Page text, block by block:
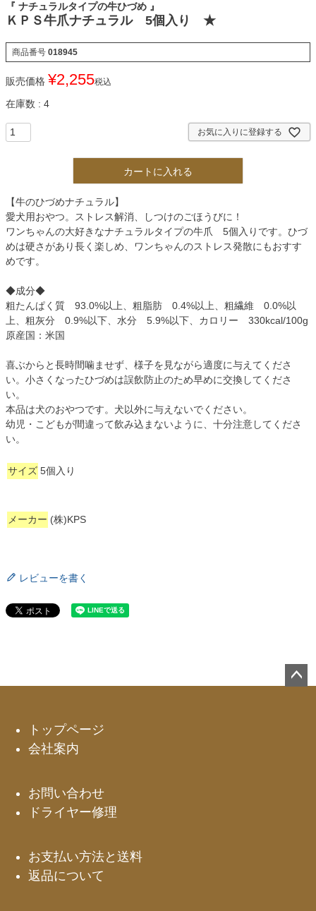
『 ナチュラルタイプの牛ひづめ 』
ＫＰＳ牛爪ナチュラル 5個入り ★
商品番号 018945
販売価格 ¥2,255税込
在庫数 4
お気に入りに登録する
カートに入れる
【牛のひづめナチュラル】
愛犬用おやつ。ストレス解消、しつけのごほうびに！
ワンちゃんの大好きなナチュラルタイプの牛爪 5個入りです。ひづ
めは硬さがあり長く楽しめ、ワンちゃんのストレス発散にもおすす
めです。
◆成分◆
粗たんぱく質 93.0%以上、粗脂肪 0.4%以上、粗繊維 0.0%以
上、粗灰分 0.9%以下、水分 5.9%以下、カロリー 330kcal/100g
原産国：米国
喜ぶからと長時間噛ませず、様子を見ながら適度に与えてくださ
い。小さくなったひづめは誤飲防止のため早めに交換してくださ
い。
本品は犬のおやつです。犬以外に与えないでください。
幼児・こどもが間違って飲み込まないように、十分注意してくださ
い。
サイズ 5個入り
メーカー (株)KPS
レビューを書く
トップページ
会社案内
お問い合わせ
ドライヤー修理
お支払い方法と送料
返品について